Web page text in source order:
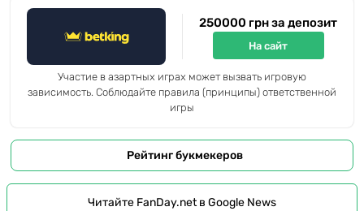
250000 грн за депозит
На сайт
Участие в азартных играх может вызвать игровую
зависимость. Соблюдайте правила (принципы) ответственной
игры
Рейтинг букмекеров
Читайте FanDay.net в Google News